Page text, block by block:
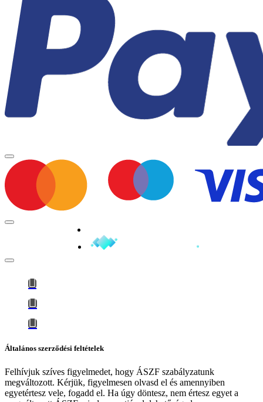
Általános szerződési feltételek
Felhívjuk szíves figyelmedet, hogy ÁSZF szabályzatunk
megváltozott. Kérjük, figyelmesen olvasd el és amennyiben
egyetértesz vele, fogadd el. Ha úgy döntesz, nem értesz egyet a